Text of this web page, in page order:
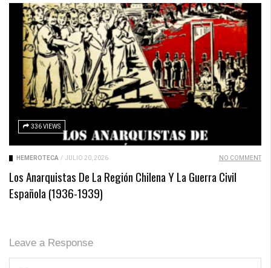
336 VIEWS
HEMEROTECA / JULIO 20, 2026 NO COMMENT
Los Anarquistas De La Región Chilena Y La Guerra Civil
Española (1936-1939)
Leave a Response